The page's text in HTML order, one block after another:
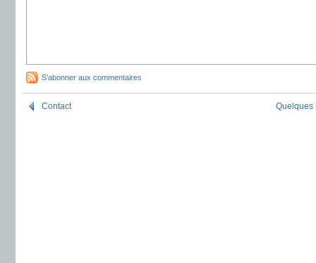
S'abonner aux commentaires
Contact Quelques